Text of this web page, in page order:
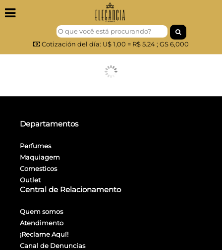
Cotización del día: U$ 1,00 = R$ 5.24 ; GS 6,000
Perfumes
Outlet
ARABES
Sobre
Nós
Contato
FAQ
Departamentos
Perfumes
Maquiagem
Comesticos
Outlet
Central de Relacionamento
Quem somos
Atendimento
¡Reclame Aquí!
Canal de Denuncias